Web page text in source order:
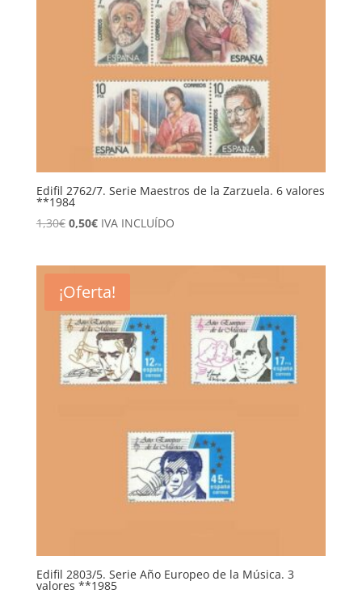
Edifil 2762/7. Serie Maestros de la Zarzuela. 6 valores
**1984
1,30€ El
1,30€.
0,50€El
0,50€.
IVA INCLUÍDO
¡Oferta!
Edifil 2803/5. Serie Año Europeo de la Música. 3
valores **1985